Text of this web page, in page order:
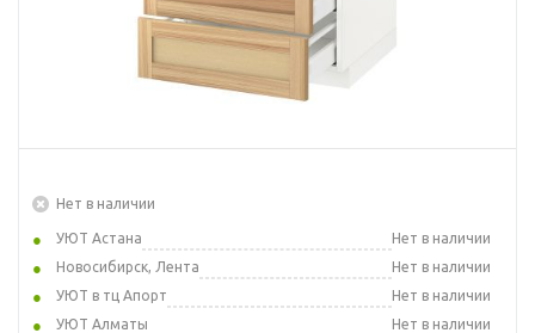
Нет в наличии
УЮТ Астана
Нет в наличии
Новосибирск, Лента
Нет в наличии
УЮТ в тц Апорт
Нет в наличии
УЮТ Алматы
Нет в наличии